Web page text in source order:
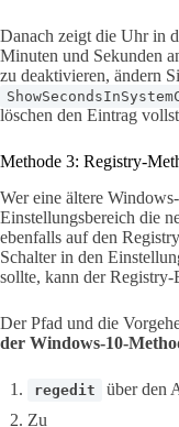
Danach zeigt die Uhr in
Minuten und Sekunden
zu deaktivieren, ändern
löschen den Eintrag
Methode 3: Registry-
Wer eine ältere
Einstellungsbereich die
ebenfalls auf den
Schalter in den
sollte, kann der
Der Pfad und die
der Windows-10-
regedit
über den
Zu